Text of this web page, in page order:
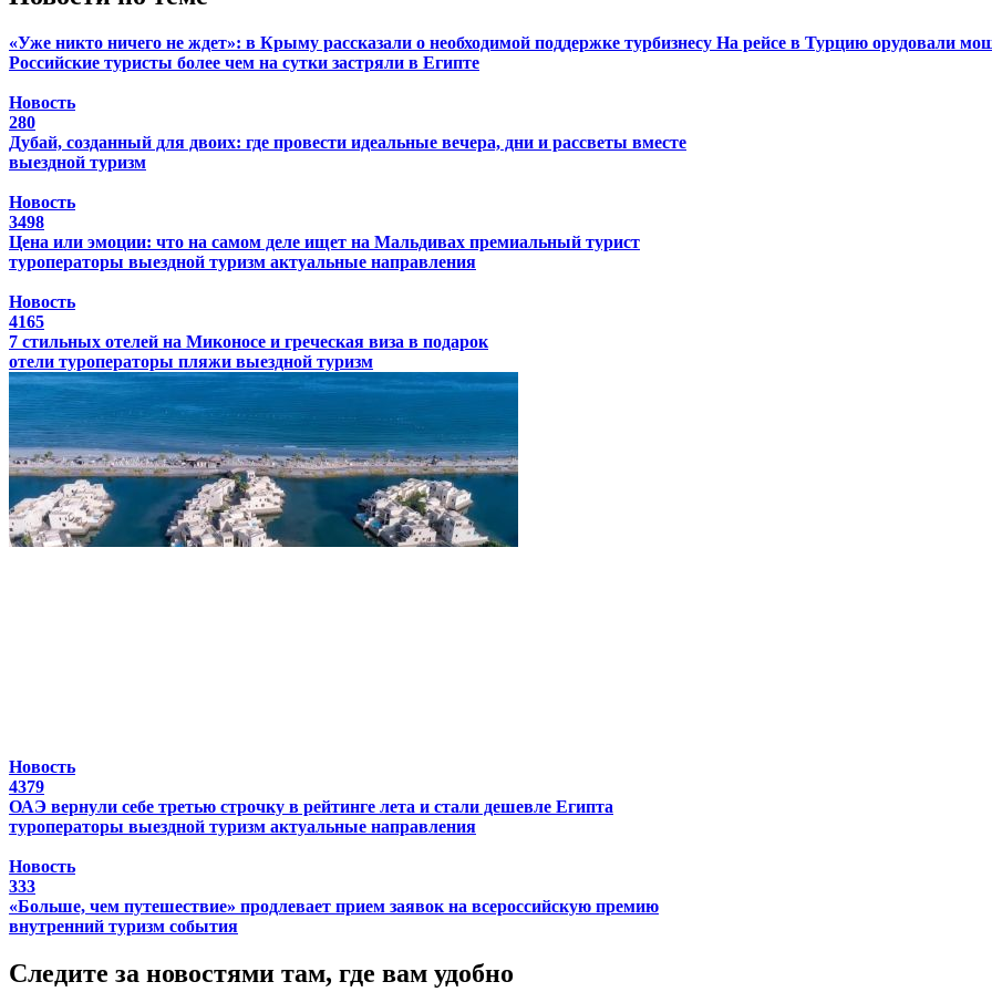
«Уже никто ничего не ждет»: в Крыму рассказали о необходимой поддержке турбизнесу На рейсе в Турцию орудовали
Российские туристы более чем на сутки застряли в Египте
Новость
280
Дубай, созданный для двоих: где провести идеальные вечера, дни и рассветы вместе
выездной туризм
Новость
3498
Цена или эмоции: что на самом деле ищет на Мальдивах премиальный турист
туроператоры выездной туризм актуальные направления
Новость
4165
7 стильных отелей на Миконосе и греческая виза в подарок
отели туроператоры пляжи выездной туризм
Новость
4379
ОАЭ вернули себе третью строчку в рейтинге лета и стали дешевле Египта
туроператоры выездной туризм актуальные направления
Новость
333
«Больше, чем путешествие» продлевает прием заявок на всероссийскую премию
внутренний туризм события
Следите за новостями там, где вам удобно